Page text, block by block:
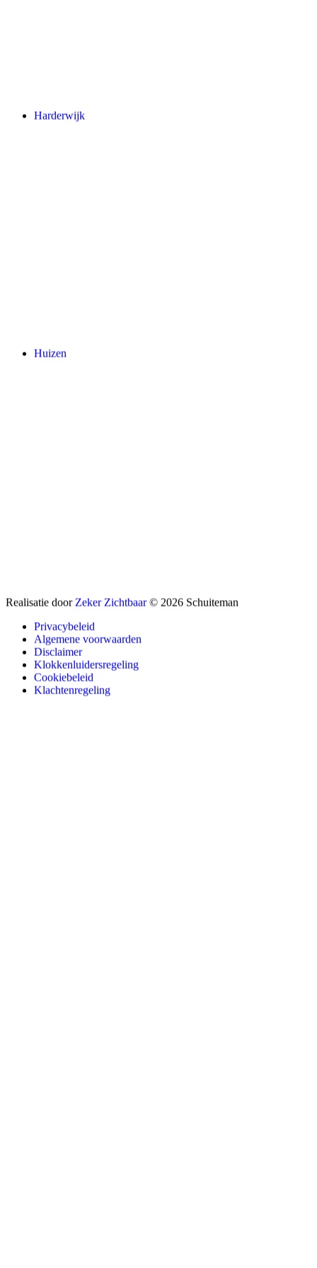
Harderwijk
Huizen
Realisatie door Zeker Zichtbaar © 2026 Schuiteman
Privacybeleid
Algemene voorwaarden
Disclaimer
Klokkenluidersregeling
Cookiebeleid
Klachtenregeling